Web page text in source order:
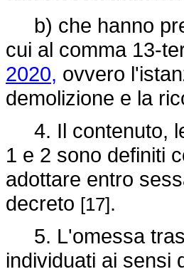
b) che hanno
cui al comma 13-
2020, ovvero
demolizione e la
4. Il contenuto,
1 e 2 sono definiti
adottare entro
decreto [17].
5. L'omessa
individuati ai sensi